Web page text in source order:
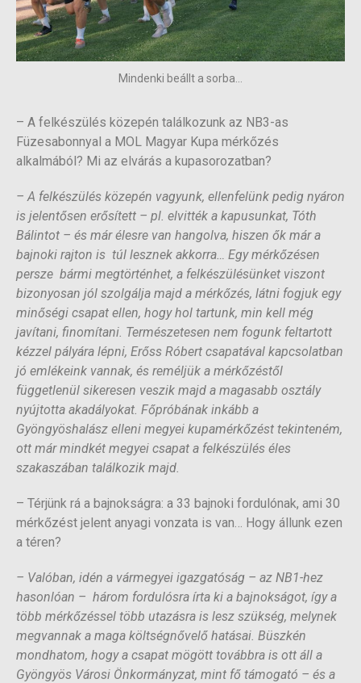
Mindenki beállt a sorba...
– A felkészülés közepén találkozunk az NB3-as
Füzesabonnyal a MOL Magyar Kupa mérkőzés
alkalmából? Mi az elvárás a kupasorozatban?
– A felkészülés közepén vagyunk, ellenfelünk pedig nyáron
is jelentősen erősített – pl. elvitték a kapusunkat, Tóth
Bálintot – és már élesre van hangolva, hiszen ők már a
bajnoki rajton is túl lesznek akkorra… Egy mérkőzésen
persze bármi megtörténhet, a felkészülésünket viszont
bizonyosan jól szolgálja majd a mérkőzés, látni fogjuk egy
minőségi csapat ellen, hogy hol tartunk, min kell még
javítani, finomítani. Természetesen nem fogunk feltartott
kézzel pályára lépni, Erőss Róbert csapatával kapcsolatban
jó emlékeink vannak, és reméljük a mérkőzéstől
függetlenül sikeresen veszik majd a magasabb osztály
nyújtotta akadályokat. Főpróbának inkább a
Gyöngyöshalász elleni megyei kupamérkőzést tekinteném,
ott már mindkét megyei csapat a felkészülés éles
szakaszában találkozik majd.
– Térjünk rá a bajnokságra: a 33 bajnoki fordulónak, ami 30
mérkőzést jelent anyagi vonzata is van… Hogy állunk ezen
a téren?
– Valóban, idén a vármegyei igazgatóság – az NB1-hez
hasonlóan – három fordulósra írta ki a bajnokságot, így a
több mérkőzéssel több utazásra is lesz szükség, melynek
megvannak a maga költségnővelő hatásai. Büszkén
mondhatom, hogy a csapat mögött továbbra is ott áll a
Gyöngyös Városi Önkormányzat, mint fő támogató – és a